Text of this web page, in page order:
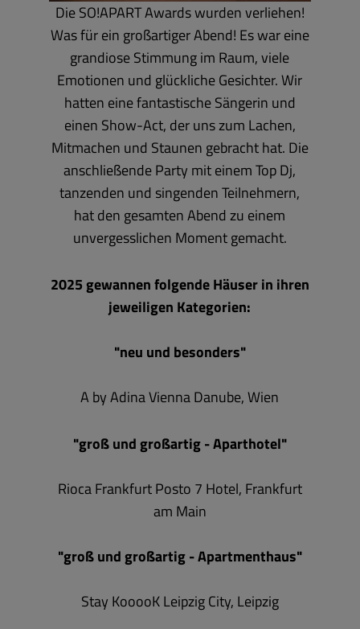
Die SO!APART Awards wurden verliehen!
Was für ein großartiger Abend! Es war eine
grandiose Stimmung im Raum, viele
Emotionen und glückliche Gesichter. Wir
hatten eine fantastische Sängerin und
einen Show-Act, der uns zum Lachen,
Mitmachen und Staunen gebracht hat. Die
anschließende Party mit einem Top Dj,
tanzenden und singenden Teilnehmern,
hat den gesamten Abend zu einem
unvergesslichen Moment gemacht.
2025 gewannen folgende Häuser in ihren
jeweiligen Kategorien:
"neu und besonders"
A by Adina Vienna Danube, Wien
"groß und großartig - Aparthotel"
Rioca Frankfurt Posto 7 Hotel, Frankfurt
am Main
"groß und großartig - Apartmenthaus"
Stay KooooK Leipzig City, Leipzig